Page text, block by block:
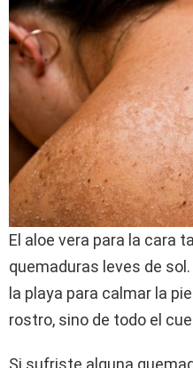
El aloe vera para la cara
quemaduras leves de
la playa para calmar la
rostro, sino de todo el
Si sufriste alguna